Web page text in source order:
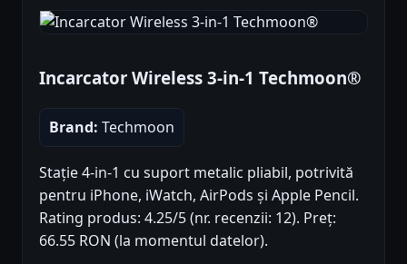
Incarcator Wireless 3-in-1 Techmoon®
Brand: Techmoon
Stație 4-in-1 cu suport metalic pliabil, potrivită
pentru iPhone, iWatch, AirPods și Apple Pencil.
Rating produs: 4.25/5 (nr. recenzii: 12). Preț:
66.55 RON (la momentul datelor).